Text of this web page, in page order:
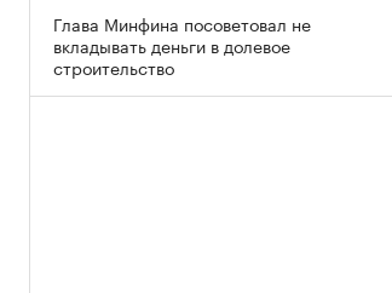
Глава Минфина посоветовал не
вкладывать деньги в долевое
строительство